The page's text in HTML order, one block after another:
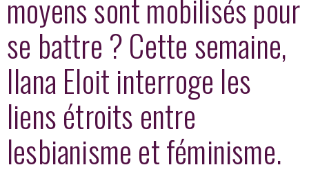
moyens sont mobilisés pour
se battre ? Cette semaine,
Ilana Eloit interroge les
liens étroits entre
lesbianisme et féminisme.